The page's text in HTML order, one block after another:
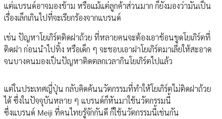
แต่แบรนด์อาจมองข้าม หรือแม้แต่ลูกค้าส่วนมาก ก็ยังมองว่ามันเป็น
เรื่องเล็กเกินไปที่จะเรียกร้องจากแบรนด์
เช่น ปัญหาโยเกิร์ตติดฝาถ้วย ที่หลายคนจะต้องเอาช้อนขูดโยเกิร์ตที่
ติดฝา ก่อนนำไปทิ้ง หรือเด็ก ๆ จะชอบเอาฝาโยเกิร์ตมาเลียให้สะอาด
จนบางคนมองเป็นปัญหาติดตลกเวลากินโยเกิร์ตไปแล้ว
แต่ในประเทศญี่ปุ่น กลับคิดค้นนวัตกรรมที่ทำให้โยเกิร์ตไม่ติดฝาถ้วย
ได้ ซึ่งในปัจจุบันหลาย ๆ แบรนด์ก็หันมาใช้นวัตกรรมนี้
ซึ่งแบรนด์ Meiji ที่คนไทยรู้จักกันดี ก็ใช้นวัตกรรมนี้เช่นกัน